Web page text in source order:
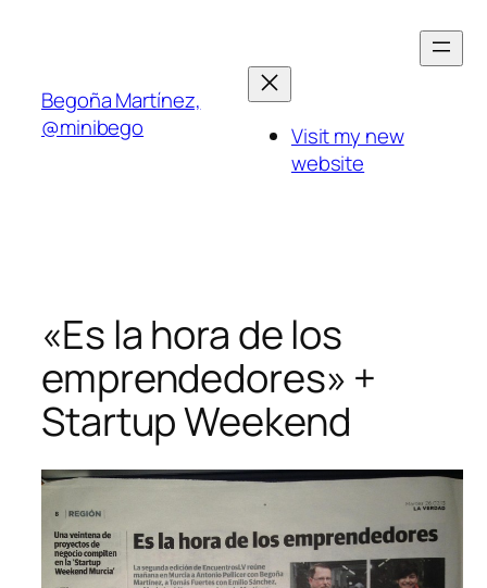
Begoña Martínez,
@minibego
Visit my new
website
«Es la hora de los
emprendedores» +
Startup Weekend